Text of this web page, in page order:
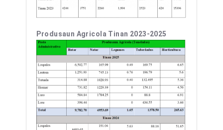
Produsaun Agricola Tinan 2023-2025